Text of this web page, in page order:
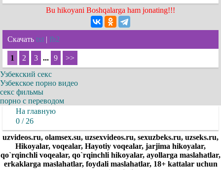
Bu hikoyani Boshqalarga ham jonating!!!
Скачать txt | fb2
1 2 3 ... 9
>>
Узбекский секс
Узбекское порно видео
секс фильмы
порно с переводом
На главную
0 / 26
uzvideos.ru, olamsex.su, uzsexvideos.ru, sexuzbeks.ru, uzseks.ru,
Hikoyalar, voqealar, Hayotiy voqealar, jarjima hikoyalar,
qo`rqinchli voqealar, qo`rqinchli hikoyalar, ayollarga maslahatlar,
erkaklarga maslahatlar, foydali maslahatlar, 18+ kattalar uchun